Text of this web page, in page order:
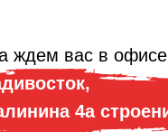
ждем вас в
4а